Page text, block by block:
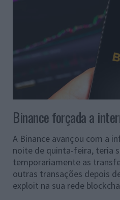
Binance forçada a
A Binance avançou com a
noite de quinta-feira, teria
temporariamente as
outras transações depois
exploit na sua rede